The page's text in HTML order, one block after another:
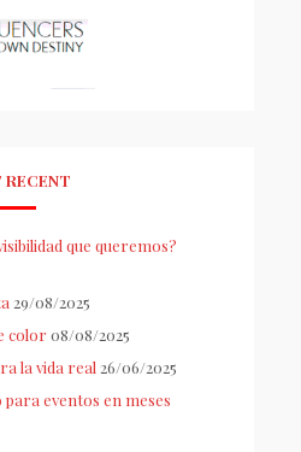
RECENT
que queremos?
29/08/2025
color 08/08/2025
la vida real 26/06/2025
eventos en meses